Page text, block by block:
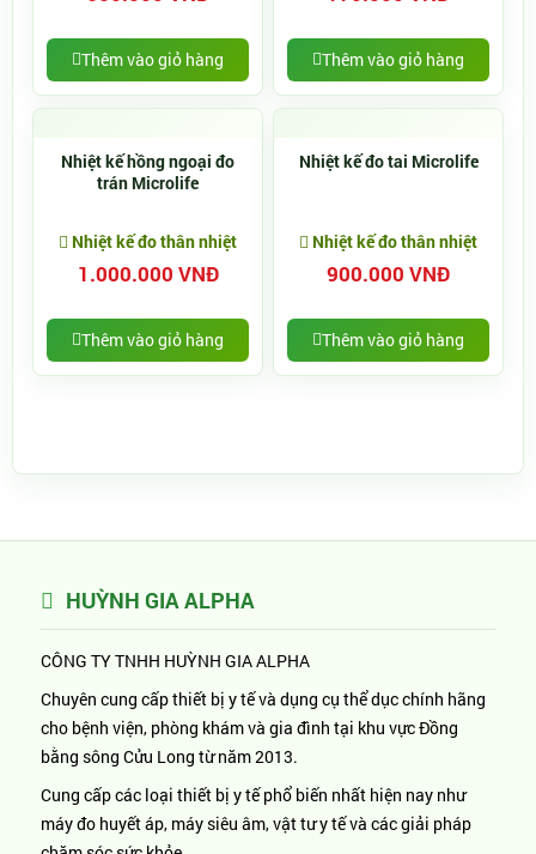
Thêm vào giỏ hàng Thêm vào giỏ hàng
Nhiệt kế hồng ngoại đo
trán Microlife
Nhiệt kế đo thân nhiệt
1.000.000 VNĐ
Thêm vào giỏ hàng
Nhiệt kế đo tai Microlife
Nhiệt kế đo thân nhiệt
900.000 VNĐ
Thêm vào giỏ hàng
HUỲNH GIA ALPHA
CÔNG TY TNHH HUỲNH GIA ALPHA
Chuyên cung cấp thiết bị y tế và dụng cụ thể dục chính hãng
cho bệnh viện, phòng khám và gia đình tại khu vực Đồng
bằng sông Cửu Long từ năm 2013.
Cung cấp các loại thiết bị y tế phổ biến nhất hiện nay như
máy đo huyết áp, máy siêu âm, vật tư y tế và các giải pháp